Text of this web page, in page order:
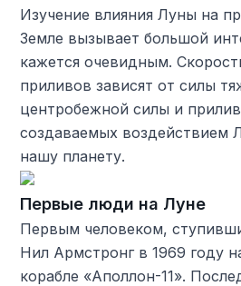
Изучение влияния Луны на
Земле вызывает большой
кажется очевидным.
приливов зависят от силы
центробежной силы и
создаваемых воздействием
нашу планету.
Первые люди на Луне
Первым человеком,
Нил Армстронг в 1969 году
корабле «Аполлон-11».